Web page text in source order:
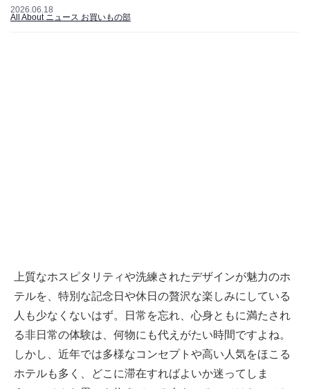
2026.06.18
All About ニュース お買いもの部
上質なホスピタリティや洗練されたデザインが魅力のホ
テルを、特別な記念日や休日の贅沢な楽しみにしている
人も少なくないはず。日常を忘れ、心身ともに満たされ
る非日常の体験は、何物にも代えがたい時間ですよね。
しかし、近年では多様なコンセプトや高い人気をほこる
ホテルも多く、どこに滞在すればよいか迷ってしま